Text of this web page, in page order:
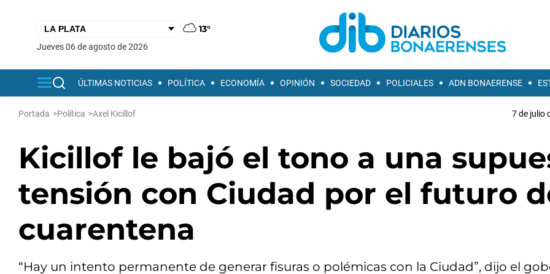
13°
jueves 06 de agosto de 2026
ÚLTIMAS NOTICIAS POLÍTICA ECONOMÍA OPINIÓN SOCIEDAD POLICIALES ADN BONAERENSE
Portada >Política >Axel Kicillof 7 de julio
Kicillof le bajó el tono a una
tensión con Ciudad por el futuro
cuarentena
“Hay un intento permanente de generar fisuras o polémicas con la Ciudad”, dijo el